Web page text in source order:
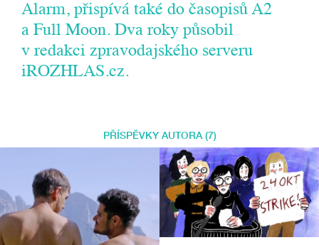
Alarm, přispívá také do časopisů A2
a Full Moon. Dva roky působil
v redakci zpravodajského serveru
iROZHLAS.cz.
PŘÍSPĚVKY AUTORA (7)